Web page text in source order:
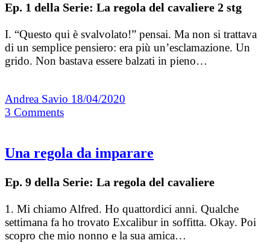
Ep. 1 della Serie: La regola del cavaliere 2 stg
I. “Questo qui è svalvolato!” pensai. Ma non si trattava
di un semplice pensiero: era più un’esclamazione. Un
grido. Non bastava essere balzati in pieno…
Andrea Savio 18/04/2020
3 Comments
Una regola da imparare
Ep. 9 della Serie: La regola del cavaliere
1. Mi chiamo Alfred. Ho quattordici anni. Qualche
settimana fa ho trovato Excalibur in soffitta. Okay. Poi
scopro che mio nonno e la sua amica…